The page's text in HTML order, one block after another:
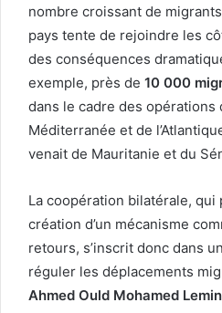
nombre croissant de
pays tente de rejoindre les
des conséquences
exemple, près de 10 000
dans le cadre des opérations
Méditerranée et de
venait de Mauritanie et du
La coopération bilatérale, qui
création d’un mécanisme
retours, s’inscrit donc dans
réguler les déplacements
Ahmed Ould Mohamed